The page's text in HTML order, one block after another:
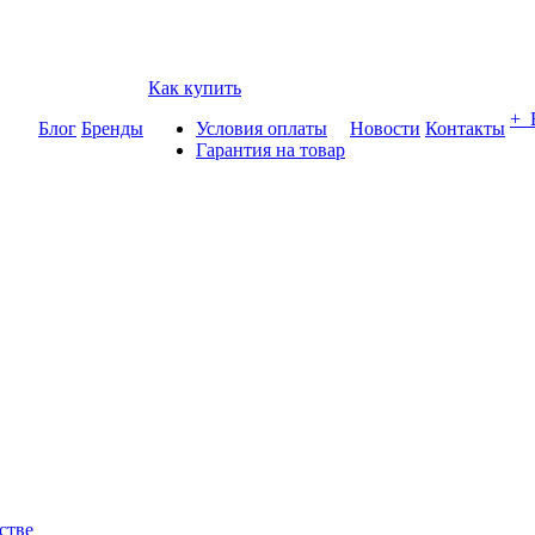
Блог Бренды
Как купить
Условия оплаты
Гарантия на товар
Новости Контакты +